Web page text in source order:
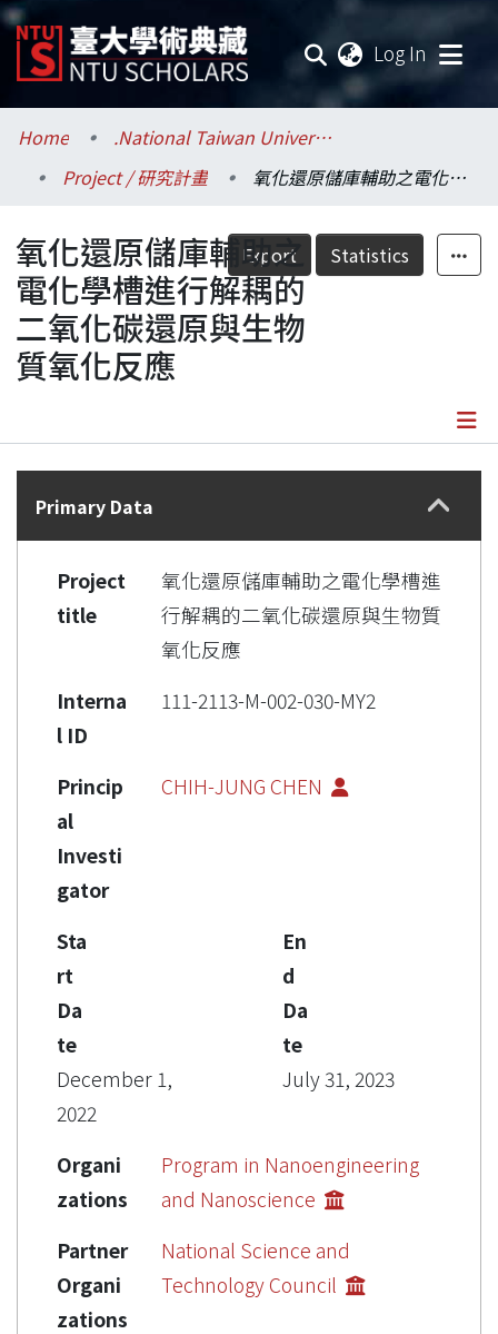
Log In
Communities & Collections
Research Outputs
Fundings & Projects
Researchers
Organizations
Home
.National Taiwan University / 國立臺灣大學
Project / 研究計畫
氧化還原儲庫輔助之電化學槽進行解耦的二氧化碳還原與生物質氧化反應
Export Statistics
氧化還原儲庫輔助之
電化學槽進行解耦的
二氧化碳還原與生物
質氧化反應
Details
Primary Data
Project
title
氧化還原儲庫輔助之電化學槽進
行解耦的二氧化碳還原與生物質
氧化反應
Interna
l ID
111-2113-M-002-030-MY2
Princip
al
Investi
gator
CHIH-JUNG CHEN
Sta
rt
Da
te
December 1,
2022
En
d
Da
te
July 31, 2023
Organi
zations
Program in Nanoengineering
and Nanoscience
Partner
Organi
zations
National Science and
Technology Council